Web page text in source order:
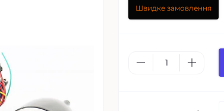
Швидке замовлення